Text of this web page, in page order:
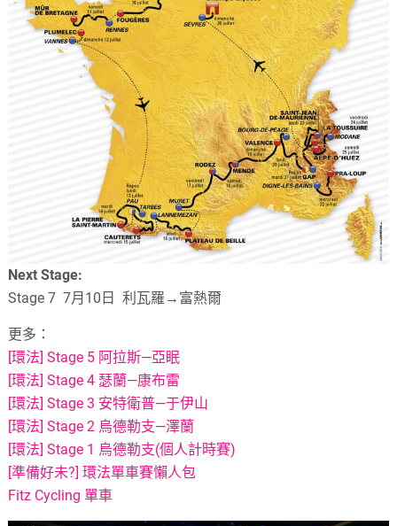
Next Stage:
Stage 7 7月10日 利瓦羅→富熱爾
更多：
[環法] Stage 5 阿拉斯—亞眠
[環法] Stage 4 瑟蘭—康布雷
[環法] Stage 3 安特衛普—于伊山
[環法] Stage 2 烏德勒支—澤蘭
[環法] Stage 1 烏德勒支(個人計時賽)
[準備好未?] 環法單車賽懶人包
Fitz Cycling 單車